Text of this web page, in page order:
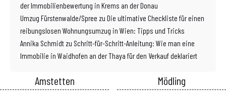
der Immobilienbewertung in Krems an der Donau
Umzug Fürstenwalde/Spree zu Die ultimative Checkliste für einen
reibungslosen Wohnungsumzug in Wien: Tipps und Tricks
Annika Schmidt zu Schritt-für-Schritt-Anleitung: Wie man eine
Immobilie in Waidhofen an der Thaya für den Verkauf deklariert
Amstetten
Mödling